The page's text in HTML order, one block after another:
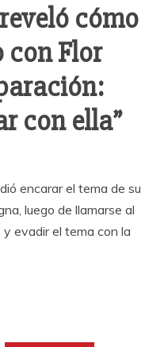
cómo
con Flor
con ella”
encarar el tema de su
luego de llamarse al
evadir el tema con la